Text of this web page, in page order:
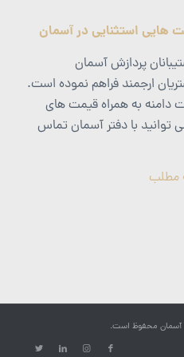
هایی استثنایی در آسمان
پردازش آسمان
ارجمند فراهم نموده است.
دامنه به همراه قیمت های
با دفتر آسمان تماس
مطلب
آسمان محفوظ است.